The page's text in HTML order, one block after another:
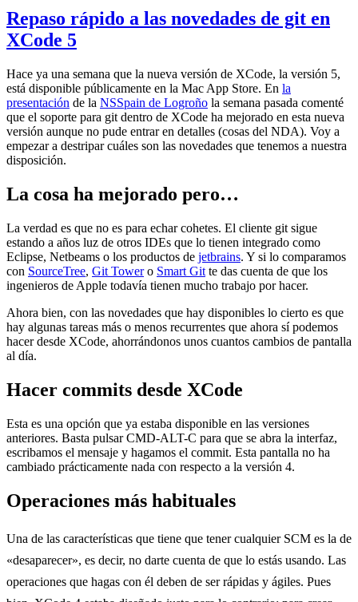
Repaso rápido a las novedades de git en
XCode 5
Hace ya una semana que la nueva versión de XCode, la versión 5,
está disponible públicamente en la Mac App Store. En la
presentación de la NSSpain de Logroño la semana pasada comenté
que el soporte para git dentro de XCode ha mejorado en esta nueva
versión aunque no pude entrar en detalles (cosas del NDA). Voy a
empezar a destripar cuáles son las novedades que tenemos a nuestra
disposición.
La cosa ha mejorado pero…
La verdad es que no es para echar cohetes. El cliente git sigue
estando a años luz de otros IDEs que lo tienen integrado como
Eclipse, Netbeams o los productos de jetbrains. Y si lo comparamos
con SourceTree, Git Towero Smart Git te das cuenta de que los
ingenieros de Apple todavía tienen mucho trabajo por hacer.
Ahora bien, con las novedades que hay disponibles lo cierto es que
hay algunas tareas más o menos recurrentes que ahora sí podemos
hacer desde XCode, ahorrándonos unos cuantos cambios de pantalla
al día.
Hacer commits desde XCode
Esta es una opción que ya estaba disponible en las versiones
anteriores. Basta pulsar CMD-ALT-C para que se abra la interfaz,
escribamos el mensaje y hagamos el commit. Esta pantalla no ha
cambiado prácticamente nada con respecto a la versión 4.
Operaciones más habituales
Una de las características que tiene que tener cualquier SCM es la de
«desaparecer», es decir, no darte cuenta de que lo estás usando. Las
operaciones que hagas con él deben de ser rápidas y ágiles. Pues